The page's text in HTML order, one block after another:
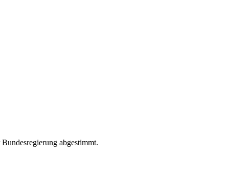
abgestimmt.